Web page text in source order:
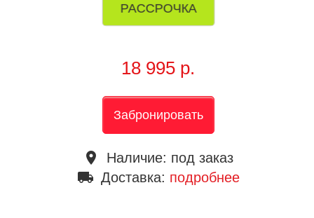
РАССРОЧКА
18 995 р.
Забронировать
place Наличие: под заказ
local_shipping Доставка: подробнее